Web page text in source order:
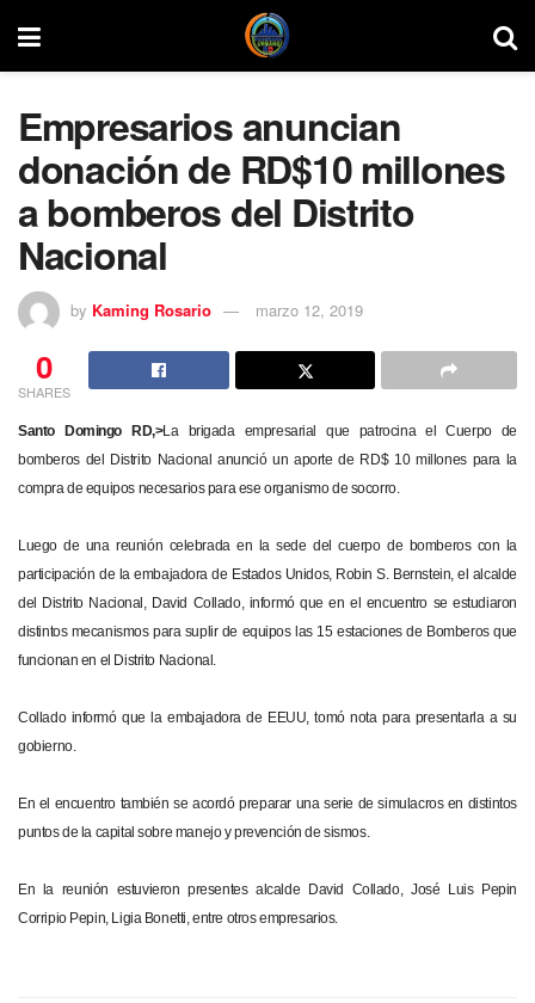
Empresarios anuncian
donación de RD$10 millones
a bomberos del Distrito
Nacional
by Kaming Rosario marzo 12, 2019
0
SHARES
Santo Domingo RD,>La brigada empresarial que patrocina el Cuerpo de
bomberos del Distrito Nacional anunció un aporte de RD$ 10 millones para la
compra de equipos necesarios para ese organismo de socorro.
Luego de una reunión celebrada en la sede del cuerpo de bomberos con la
participación de la embajadora de Estados Unidos, Robin S. Bernstein, el alcalde
del Distrito Nacional, David Collado, informó que en el encuentro se estudiaron
distintos mecanismos para suplir de equipos las 15 estaciones de Bomberos que
funcionan en el Distrito Nacional.
Collado informó que la embajadora de EEUU, tomó nota para presentarla a su
gobierno.
En el encuentro también se acordó preparar una serie de simulacros en distintos
puntos de la capital sobre manejo y prevención de sismos.
En la reunión estuvieron presentes alcalde David Collado, José Luis Pepin
Corripio Pepin, Ligia Bonetti, entre otros empresarios.